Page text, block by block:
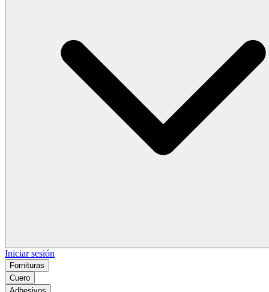
Iniciar sesión
Fornituras
Cuero